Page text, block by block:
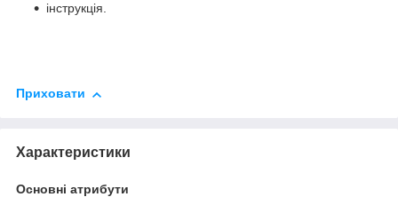
інструкція.
Приховати
Характеристики
Основні атрибути